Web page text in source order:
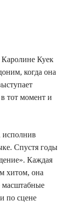
Куек
когда она
тот момент и
исполнив
Спустя годы
Каждая
хитом, она
масштабные
по сцене